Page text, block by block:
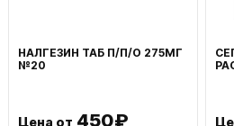
ВОЛЬТАРЕН ЭМУЛЬГЕЛЬ
НАРУЖ 2% 100Г
Цена от1 195₽